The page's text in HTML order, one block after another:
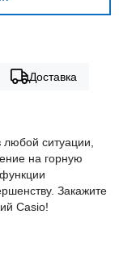
Доставка
ситуации,
на горную
Закажите
Casio!